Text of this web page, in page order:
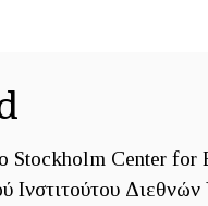
Stockholm Center for
Ινστιτούτου